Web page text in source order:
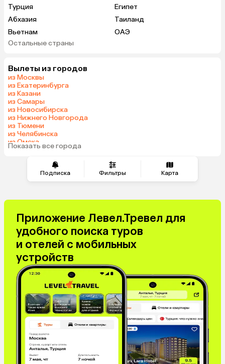
Подписка Фильтры Карта
Турция
Египет
Абхазия
Таиланд
Вьетнам
ОАЭ
Мальдивы
Остальные страны
Вылеты из городов
из Москвы
из Екатеринбурга
из Казани
из Самары
из Новосибирска
из Нижнего Новгорода
из Тюмени
из Челябинска
из Омска
из Красноярска
Показать все города
Приложение Левел.Тревел для
удобного поиска туров
и отелей с мобильных
устройств